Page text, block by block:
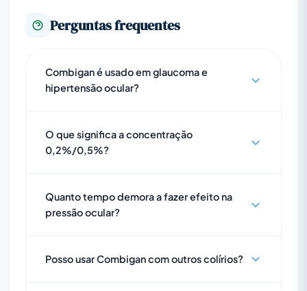
Perguntas frequentes
Combigan é usado em glaucoma e
hipertensão ocular?
O que significa a concentração
0,2%/0,5%?
Quanto tempo demora a fazer efeito na
pressão ocular?
Posso usar Combigan com outros colírios?